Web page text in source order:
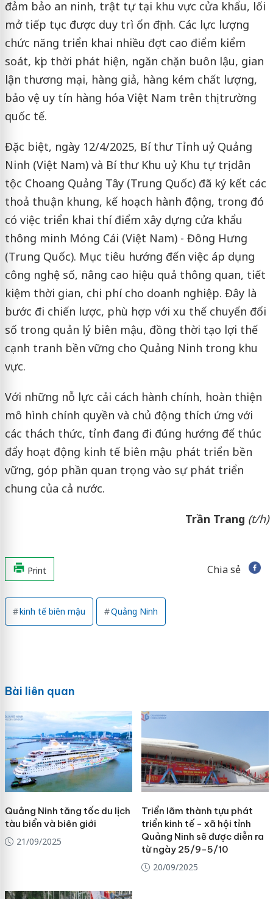
đảm bảo an ninh, trật tự tại khu vực cửa khẩu, lối
mở tiếp tục được duy trì ổn định. Các lực lượng
chức năng triển khai nhiều đợt cao điểm kiểm
soát, kịp thời phát hiện, ngăn chặn buôn lậu, gian
lận thương mại, hàng giả, hàng kém chất lượng,
bảo vệ uy tín hàng hóa Việt Nam trên thị trường
quốc tế.
Đặc biệt, ngày 12/4/2025, Bí thư Tỉnh uỷ Quảng
Ninh (Việt Nam) và Bí thư Khu uỷ Khu tự trị dân
tộc Choang Quảng Tây (Trung Quốc) đã ký kết các
thoả thuận khung, kế hoạch hành động, trong đó
có việc triển khai thí điểm xây dựng cửa khẩu
thông minh Móng Cái (Việt Nam) - Đông Hưng
(Trung Quốc). Mục tiêu hướng đến việc áp dụng
công nghệ số, nâng cao hiệu quả thông quan, tiết
kiệm thời gian, chi phí cho doanh nghiệp. Đây là
bước đi chiến lược, phù hợp với xu thế chuyển đổi
số trong quản lý biên mậu, đồng thời tạo lợi thế
cạnh tranh bền vững cho Quảng Ninh trong khu
vực.
Với những nỗ lực cải cách hành chính, hoàn thiện
mô hình chính quyền và chủ động thích ứng với
các thách thức, tỉnh đang đi đúng hướng để thúc
đẩy hoạt động kinh tế biên mậu phát triển bền
vững, góp phần quan trọng vào sự phát triển
chung của cả nước.
Trần Trang (t/h)
Print Chia sẻ
kinh tế biên mậu Quảng Ninh
Bài liên quan
Quảng Ninh tăng tốc du lịch
tàu biển và biên giới
21/09/2025
Triển lãm thành tựu phát
triển kinh tế - xã hội tỉnh
Quảng Ninh sẽ được diễn ra
từ ngày 25/9-5/10
20/09/2025